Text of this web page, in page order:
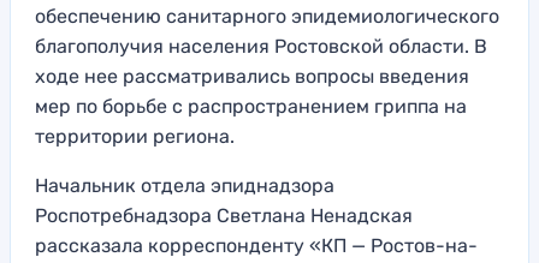
обеспечению санитарного эпидемиологического
благополучия населения Ростовской области. В
ходе нее рассматривались вопросы введения
мер по борьбе с распространением гриппа на
территории региона.
Начальник отдела эпиднадзора
Роспотребнадзора Светлана Ненадская
рассказала корреспонденту «КП — Ростов-на-